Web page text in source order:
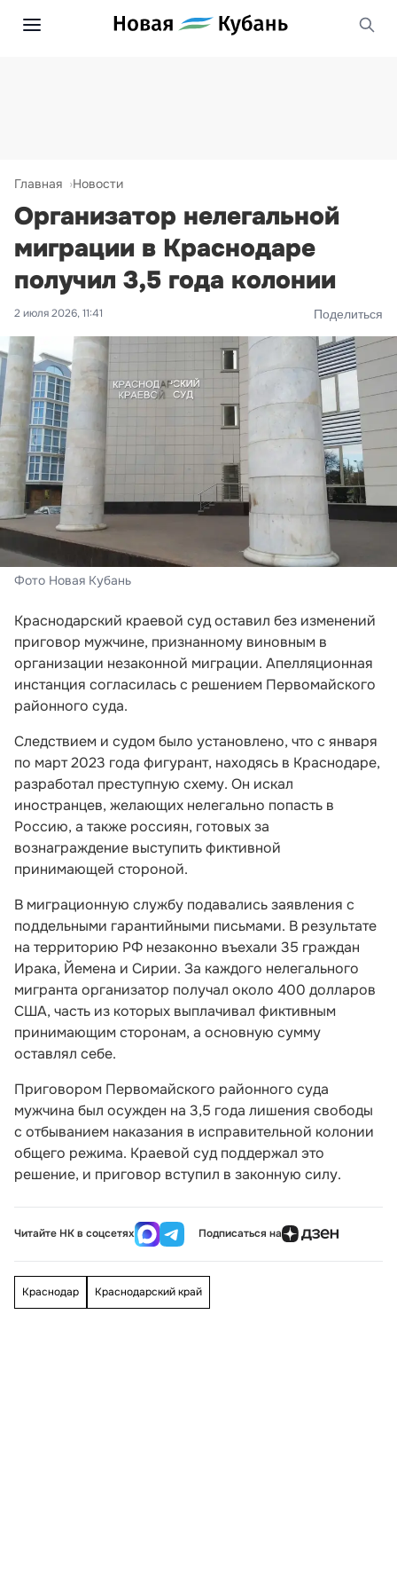
Главная Новости
Организатор нелегальной
миграции в Краснодаре
получил 3,5 года колонии
2 июля 2026, 11:41 Поделиться
Фото Новая Кубань
Краснодарский краевой суд оставил без изменений
приговор мужчине, признанному виновным в
организации незаконной миграции. Апелляционная
инстанция согласилась с решением Первомайского
районного суда.
Следствием и судом было установлено, что с января
по март 2023 года фигурант, находясь в Краснодаре,
разработал преступную схему. Он искал
иностранцев, желающих нелегально попасть в
Россию, а также россиян, готовых за
вознаграждение выступить фиктивной
принимающей стороной.
В миграционную службу подавались заявления с
поддельными гарантийными письмами. В результате
на территорию РФ незаконно въехали 35 граждан
Ирака, Йемена и Сирии. За каждого нелегального
мигранта организатор получал около 400 долларов
США, часть из которых выплачивал фиктивным
принимающим сторонам, а основную сумму
оставлял себе.
Приговором Первомайского районного суда
мужчина был осужден на 3,5 года лишения свободы
с отбыванием наказания в исправительной колонии
общего режима. Краевой суд поддержал это
решение, и приговор вступил в законную силу.
Читайте НК в соцсетях Подписаться на
Краснодар Краснодарский край